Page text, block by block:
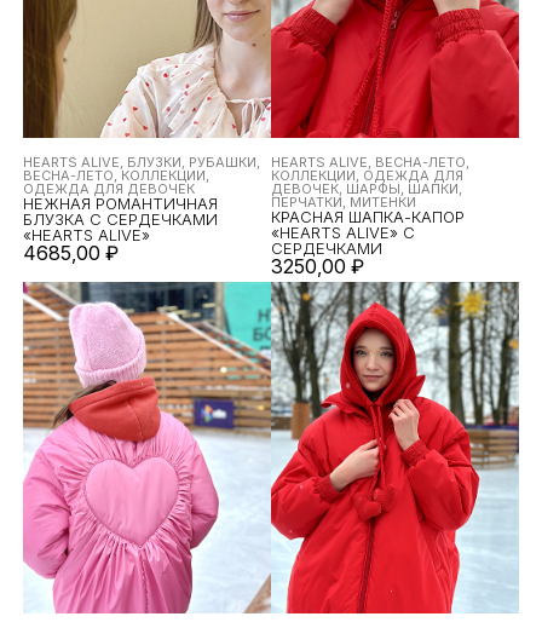
HEARTS ALIVE, БЛУЗКИ, РУБАШКИ,
ВЕСНА-ЛЕТО, КОЛЛЕКЦИИ,
ОДЕЖДА ДЛЯ ДЕВОЧЕК
НЕЖНАЯ РОМАНТИЧНАЯ
БЛУЗКА С СЕРДЕЧКАМИ
«HEARTS ALIVE»
4685,00 ₽
HEARTS ALIVE, ВЕСНА-ЛЕТО,
КОЛЛЕКЦИИ, ОДЕЖДА ДЛЯ
ДЕВОЧЕК, ШАРФЫ, ШАПКИ,
ПЕРЧАТКИ, МИТЕНКИ
КРАСНАЯ ШАПКА-КАПОР
«HEARTS ALIVE» С
СЕРДЕЧКАМИ
3250,00 ₽